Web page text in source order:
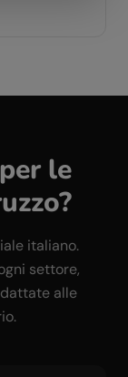
le
?
italiano.
settore,
alle